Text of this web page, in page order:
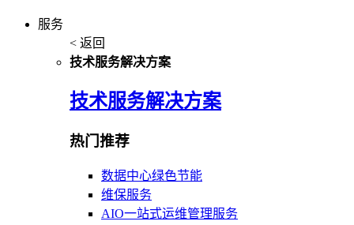
服务
< 返回
技术服务解决方案
技术服务解决方案
热门推荐
数据中心绿色节能
维保服务
AIO一站式运维管理服务